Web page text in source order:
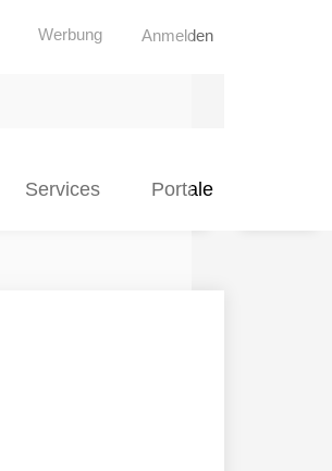
Werbung Anmelden
Services Portale